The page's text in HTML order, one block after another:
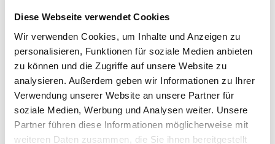
Diese Webseite verwendet Cookies
Wir verwenden Cookies, um Inhalte und Anzeigen zu
personalisieren, Funktionen für soziale Medien anbieten
zu können und die Zugriffe auf unsere Website zu
analysieren. Außerdem geben wir Informationen zu Ihrer
Verwendung unserer Website an unsere Partner für
soziale Medien, Werbung und Analysen weiter. Unsere
Partner führen diese Informationen möglicherweise mit
weiteren Daten zusammen, die Sie ihnen bereitgestellt
Glanzgrad
Gebinde